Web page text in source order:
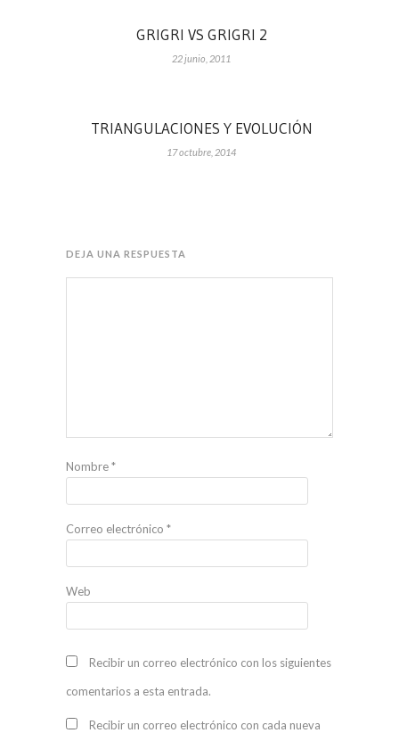
GRIGRI VS GRIGRI 2
22 junio, 2011
TRIANGULACIONES Y EVOLUCIÓN
17 octubre, 2014
DEJA UNA RESPUESTA
Nombre*
Correo electrónico *
Web
Recibir un correo electrónico con los siguientes
comentarios a esta entrada.
Recibir un correo electrónico con cada nueva